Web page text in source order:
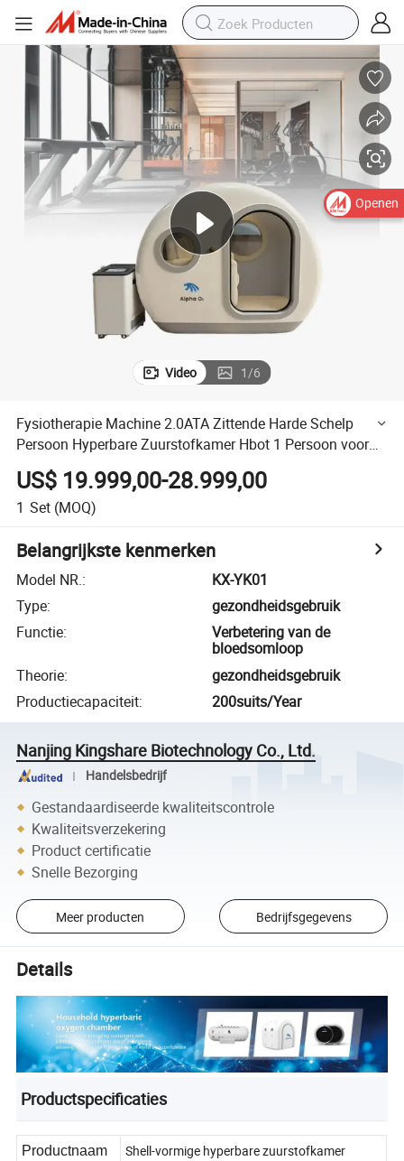
Video 1/6
Fysiotherapie Machine 2.0ATA Zittende Harde Schelp
Persoon Hyperbare Zuurstofkamer Hbot 1 Persoon voor
Kliniek SPA Ziekenhuis Thuis
US$ 19.999,00-28.999,00
1 Set (MOQ)
Belangrijkste kenmerken
Model NR.:
KX-YK01
Type:
gezondheidsgebruik
Functie:
Verbetering van de
bloedsomloop
Theorie:
gezondheidsgebruik
Productiecapaciteit: 200suits/Year
Nanjing Kingshare Biotechnology Co., Ltd.
Handelsbedrijf
Gestandaardiseerde kwaliteitscontrole
Kwaliteitsverzekering
Product certificatie
Snelle Bezorging
Meer producten Bedrijfsgegevens
Details
Productspecificaties
Productnaam
Shell-vormige hyperbare zuurstofkamer
Openen